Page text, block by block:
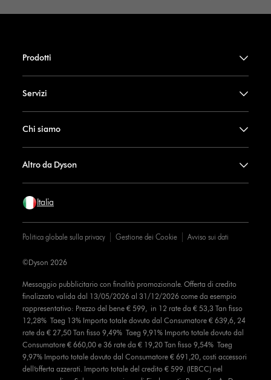
Prodotti
Servizi
Chi siamo
Altro da Dyson
Italia
Politica globale sulla privacy Gestione dei Cookie Avviso sui dati
Messaggio pubblicitario con finalità promozionale. Offerta di credito
finalizzato valida dal 13/05/2026 al 31/12/2026 come da esempio
rappresentativo: Prezzo del bene € 599, in 12 rate da € 53,3 Tan fisso
12,28% Taeg 13% Importo totale dovuto dal Consumatore € 639,6, 24
rate da € 27,50 Tan fisso 9,49% Taeg 9,91% Importo totale dovuto dal
Consumatore € 660,00 e 36 rate da € 19,20 Tan fisso 9,54% Taeg
9,97% Importo totale dovuto dal Consumatore € 691,20, costi accessori
dell’offerta azzerati. Importo totale del credito € 599. (IEBCC) nel
©Dyson 2026